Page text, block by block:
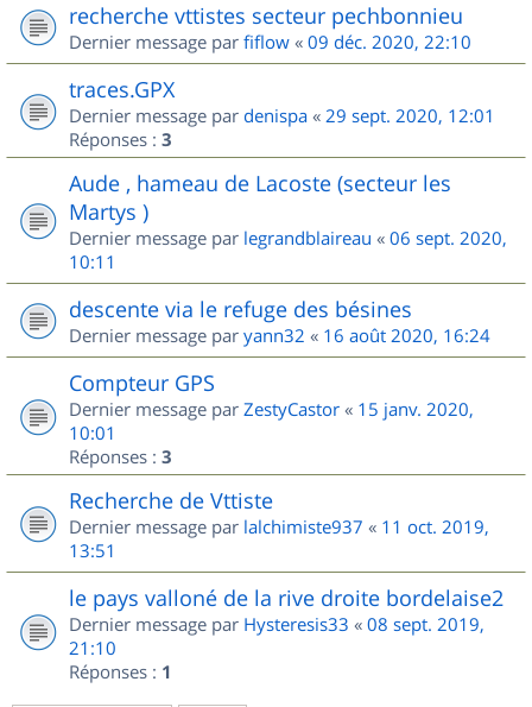
recherche vttistes secteur pechbonnieu
Dernier message par fiflow « 09 déc. 2020, 22:10
traces.GPX
Dernier message par denispa « 29 sept. 2020, 12:01
Réponses : 3
Aude , hameau de Lacoste (secteur les
Martys )
Dernier message par legrandblaireau « 06 sept. 2020,
10:11
descente via le refuge des bésines
Dernier message par yann32 « 16 août 2020, 16:24
Compteur GPS
Dernier message par ZestyCastor « 15 janv. 2020,
10:01
Réponses : 3
Recherche de Vttiste
Dernier message par lalchimiste937 « 11 oct. 2019,
13:51
le pays valloné de la rive droite bordelaise2
Dernier message par Hysteresis33 « 08 sept. 2019,
21:10
Réponses : 1